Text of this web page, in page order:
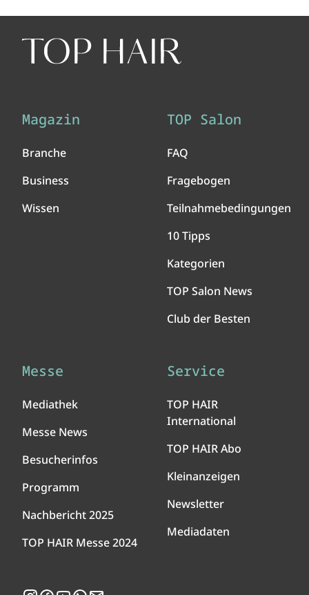
Magazin
Branche
Business
Wissen
TOP Salon
FAQ
Fragebogen
Teilnahmebedingungen
10 Tipps
Kategorien
TOP Salon News
Club der Besten
Messe
Mediathek
Messe News
Besucherinfos
Programm
Nachbericht 2025
TOP HAIR Messe 2024
Service
TOP HAIR
International
TOP HAIR Abo
Kleinanzeigen
Newsletter
Mediadaten